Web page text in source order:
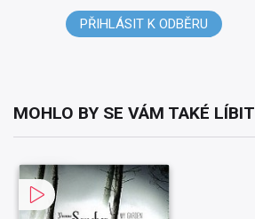
PŘIHLÁSIT K ODBĚRU
MOHLO BY SE VÁM TAKÉ LÍBIT